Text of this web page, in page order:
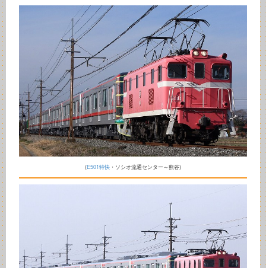
(E501特快 ・ソシオ流通センター～熊谷)